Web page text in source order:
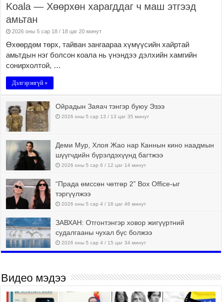
Koala — Хөөрхөн харагддаг ч маш этгээд
амьтан
2026 оны 5 сар 18 / 18 цаг 20 минут
Өхөөрдөм төрх, тайван зангаараа хүмүүсийн хайртай
амьтдын нэг болсон коала нь үнэндээ дэлхийн хамгийн
сонирхолтой, …
Дэлгэрэнгүй »
Ойрадын Заяач тэнгэр буюу Эзээ
2026 оны 5 сар 13 / 13 цаг 35 минут
Деми Мур, Хлоя Жао нар Каннын кино наадмын
шүүгчдийн бүрэлдэхүүнд багтжээ
2026 оны 5 сар 6 / 12 цаг 14 минут
“Прада өмссөн чөтгөр 2” Box Office-ыг
тэргүүлжээ
2026 оны 5 сар 4 / 16 цаг 46 минут
ЗАВХАН: Отгонтэнгэр ховор жигүүртний
судалгааны чухал бүс болжээ
2026 оны 5 сар 4 / 15 цаг 34 минут
Видео мэдээ